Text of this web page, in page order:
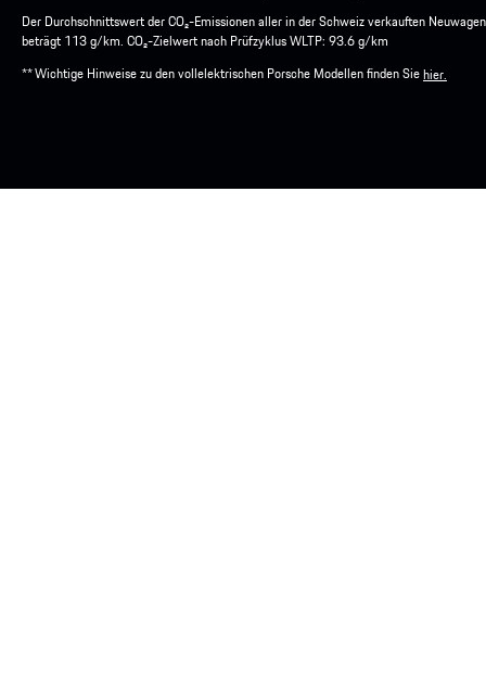
Der Durchschnittswert der CO₂-Emissionen aller in der Schweiz verkauften Neuwagen
beträgt 113 g/km. CO₂-Zielwert nach Prüfzyklus WLTP: 93.6 g/km
** Wichtige Hinweise zu den vollelektrischen Porsche Modellen finden Siehier.